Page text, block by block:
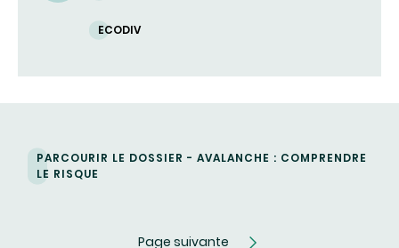
ECODIV
PARCOURIR LE DOSSIER - AVALANCHE : COMPRENDRE
LE RISQUE
Page suivante